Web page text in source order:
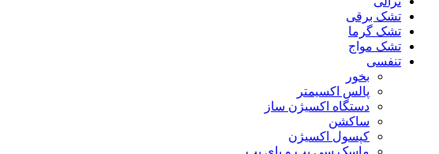
تشک برقی
تشک گرما
تشک مواج
تنفسی
بخور
پالس اکسیمتر
دستگاه اکسیژن ساز
ساکشن
کپسول اکسیژن
ماسک سی پپ و بای پپ